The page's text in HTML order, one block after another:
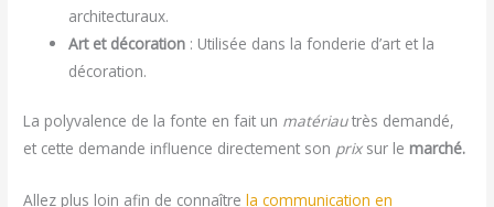
architecturaux.
Art et décoration : Utilisée dans la fonderie d’art et la
décoration.
La polyvalence de la fonte en fait un matériautrès demandé,
et cette demande influence directement son prixsur le marché.
Allez plus loin afin de connaîtrela communication en